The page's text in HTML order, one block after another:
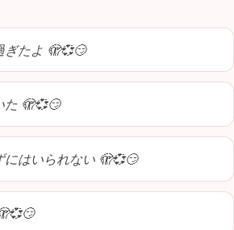
ぎたよ 🫣💞😏
た 🫣💞😏
にはいられない 🫣💞😏